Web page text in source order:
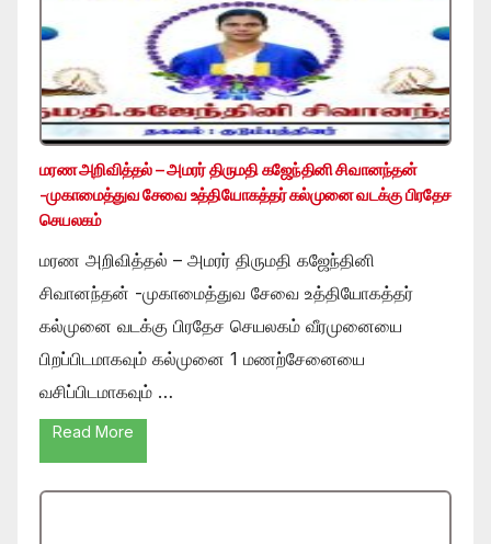
மரண அறிவித்தல் – அமரர் திருமதி கஜேந்தினி சிவானந்தன்
-முகாமைத்துவ சேவை உத்தியோகத்தர் கல்முனை வடக்கு பிரதேச
செயலகம்
மரண அறிவித்தல் – அமரர் திருமதி கஜேந்தினி
சிவானந்தன் -முகாமைத்துவ சேவை உத்தியோகத்தர்
கல்முனை வடக்கு பிரதேச செயலகம் வீரமுனையை
பிறப்பிடமாகவும் கல்முனை 1 மணற்சேனையை
வசிப்பிடமாகவும் …
Read More